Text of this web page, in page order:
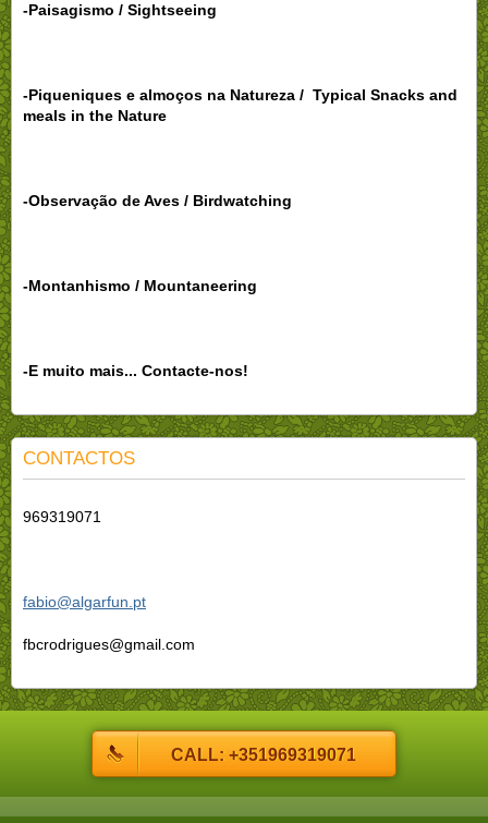
-Paisagismo / Sightseeing
-Piqueniques e almoços na Natureza / Typical Snacks and
meals in the Nature
-Observação de Aves / Birdwatching
-Montanhismo / Mountaneering
-E muito mais... Contacte-nos!
CONTACTOS
969319071
fabio@algarfun.pt
fbcrodrigues@gmail.com
CALL: +351969319071